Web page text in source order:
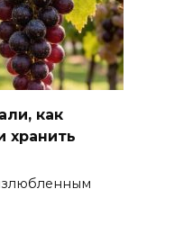
как
хранить